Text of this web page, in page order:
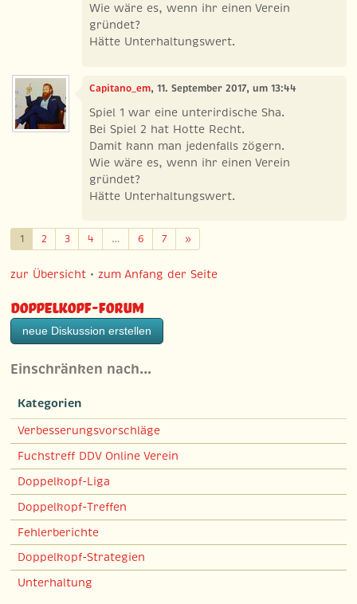
Wie wäre es, wenn ihr einen Verein
gründet?
Hätte Unterhaltungswert.
Capitano_em, 11. September 2017, um 13:44
Spiel 1 war eine unterirdische Sha.
Bei Spiel 2 hat Hotte Recht.
Damit kann man jedenfalls zögern.
Wie wäre es, wenn ihr einen Verein
gründet?
Hätte Unterhaltungswert.
1 2 3 4 … 6 7 »Weiter
zur Übersicht •zum Anfang der Seite
Doppelkopf-Forum
neue Diskussion erstellen
Einschränken nach…
Kategorien
Verbesserungsvorschläge
Fuchstreff DDV Online Verein
Doppelkopf-Liga
Doppelkopf-Treffen
Fehlerberichte
Doppelkopf-Strategien
Unterhaltung